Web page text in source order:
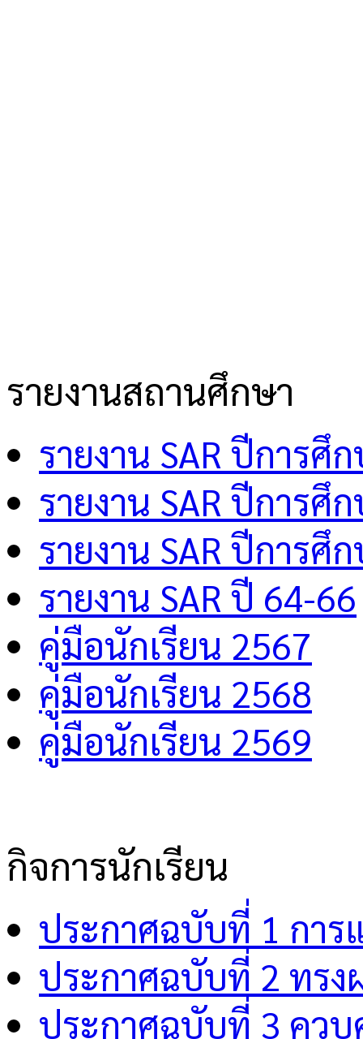
รายงานสถานศึกษา
รายงาน SAR ปีการศึ
รายงาน SAR ปีการศึ
รายงาน SAR ปีการศึ
รายงาน SAR ปี 64-66
คู่มือนักเรียน 2567
คู่มือนักเรียน 2568
คู่มือนักเรียน 2569
กิจการนักเรียน
ประกาศฉบับที่ 1 การ
ประกาศฉบับที่ 2 ทรง
ประกาศฉบับที่ 3 คว